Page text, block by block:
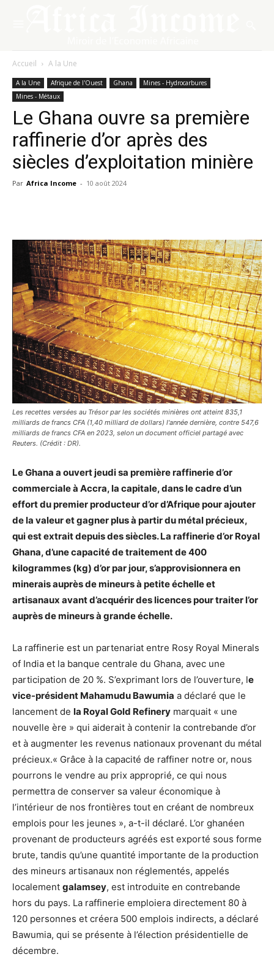
Accueil A la Une
A la Une Afrique de l'Ouest Ghana
Mines - Hydrocarbures
Mines - Métaux
Le Ghana ouvre sa première
raffinerie d’or après des
siècles d’exploitation minière
Par Africa Income - 10 août 2024
Les recettes versées au Trésor par les sociétés minières ont atteint 835,1
milliards de francs CFA (1,40 milliard de dollars) l'année dernière, contre 547,6
milliards de francs CFA en 2023, selon un document officiel partagé avec
Reuters. (Crédit : DR).
Le Ghana a ouvert jeudi sa première raffinerie d’or
commerciale à Accra, la capitale, dans le cadre d’un
effort du premier producteur d’or d’Afrique pour ajouter
de la valeur et gagner plus à partir du métal précieux,
qui est extrait depuis des siècles. La raffinerie d’or Royal
Ghana, d’une capacité de traitement de 400
kilogrammes (kg) d’or par jour, s’approvisionnera en
minerais auprès de mineurs à petite échelle et
artisanaux avant d’acquérir des licences pour traiter l’or
auprès de mineurs à grande échelle.
La raffinerie est un partenariat entre Rosy Royal Minerals
of India et la banque centrale du Ghana, avec une
participation de 20 %. S’exprimant lors de l’ouverture, le
vice-président Mahamudu Bawumia a déclaré que le
lancement de la Royal Gold Refinery marquait « une
nouvelle ère » qui aiderait à contenir la contrebande d’or
et à augmenter les revenus nationaux provenant du métal
précieux.« Grâce à la capacité de raffiner notre or, nous
pourrons le vendre au prix approprié, ce qui nous
permettra de conserver sa valeur économique à
l’intérieur de nos frontières tout en créant de nombreux
emplois pour les jeunes », a-t-il déclaré. L’or ghanéen
provenant de producteurs agréés est exporté sous forme
brute, tandis qu’une quantité importante de la production
des mineurs artisanaux non réglementés, appelés
localement galamsey, est introduite en contrebande
hors du pays. La raffinerie emploiera directement 80 à
120 personnes et créera 500 emplois indirects, a déclaré
Bawumia, qui se présente à l’élection présidentielle de
décembre.